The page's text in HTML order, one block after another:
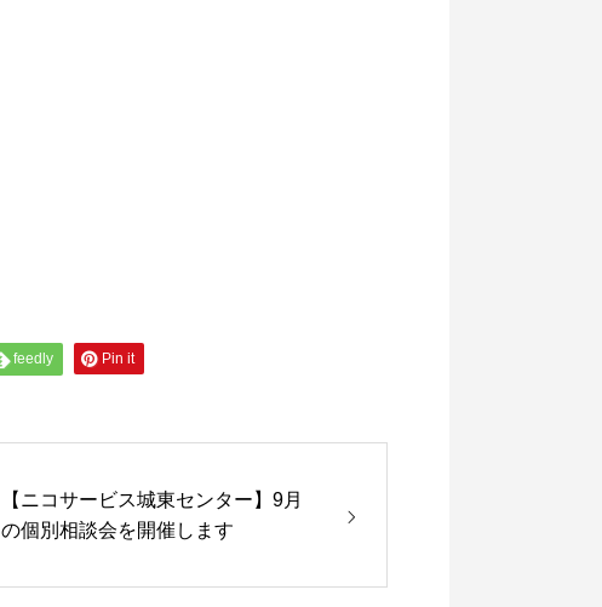
feedly Pin it
【ニコサービス城東センター】9月
の個別相談会を開催します